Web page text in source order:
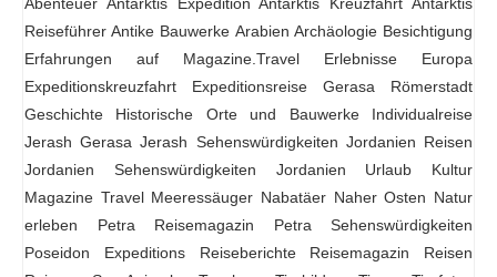
Reiseführer Antike Bauwerke Arabien Archäologie Besichtigung
Erfahrungen auf Magazine.Travel
Erlebnisse
Europa
Expeditionskreuzfahrt
Expeditionsreise
Gerasa Römerstadt
Geschichte
Historische Orte und Bauwerke
Individualreise
Jerash Gerasa Jerash Sehenswürdigkeiten Jordanien Reisen
Jordanien Sehenswürdigkeiten
Jordanien Urlaub
Kultur
Magazine Travel Meeressäuger Nabatäer Naher Osten Natur
erleben
Petra Reisemagazin
Petra Sehenswürdigkeiten
Poseidon Expeditions
Reiseberichte Reisemagazin
Reisen